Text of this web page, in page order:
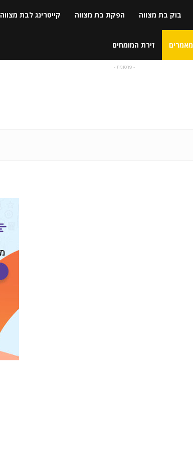
בוק בת מצווה הפקת בת מצווה קייטרינג לבת מצווה
מאמרים זירת המומחים
- פרסומת -